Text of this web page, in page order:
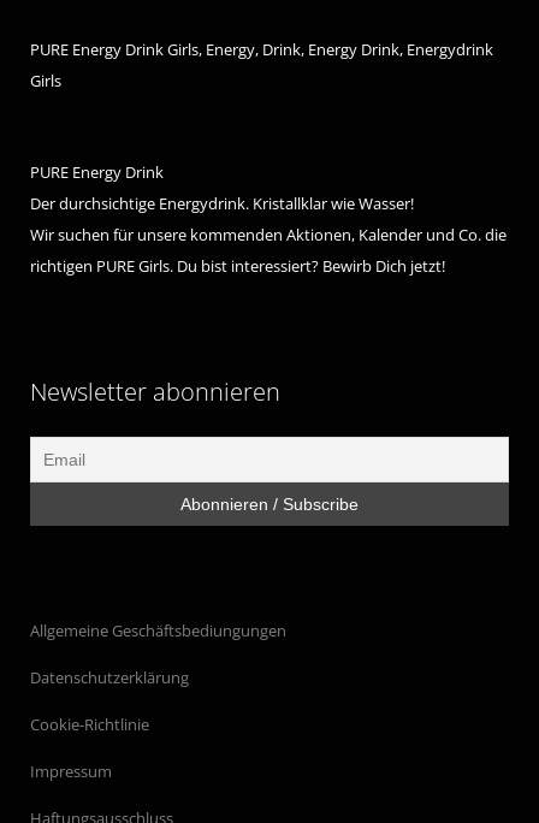
PURE Energy Drink Girls, Energy, Drink, Energy Drink, Energydrink
Girls
PURE Energy Drink
Der durchsichtige Energydrink. Kristallklar wie Wasser!
Wir suchen für unsere kommenden Aktionen, Kalender und Co. die
richtigen PURE Girls. Du bist interessiert? Bewirb Dich jetzt!
Newsletter abonnieren
Allgemeine Geschäftsbediungungen
Datenschutzerklärung
Cookie-Richtlinie
Impressum